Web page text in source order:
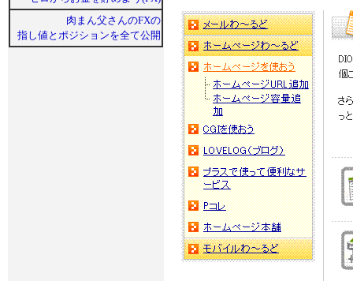
肉まん父さんのFXの
指し値とポジションを全て公開